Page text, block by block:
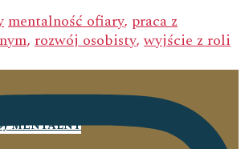
MENTALNY
mentalność ofiary, praca z
, rozwój osobisty,wyjście z roli